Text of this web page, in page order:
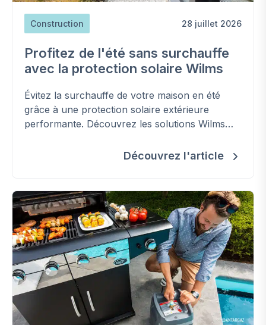
Construction 28 juillet 2026
Profitez de l'été sans surchauffe
avec la protection solaire Wilms
Évitez la surchauffe de votre maison en été
grâce à une protection solaire extérieure
performante. Découvrez les solutions Wilms
besoins en climatisation et préserver la
Découvrez l'article